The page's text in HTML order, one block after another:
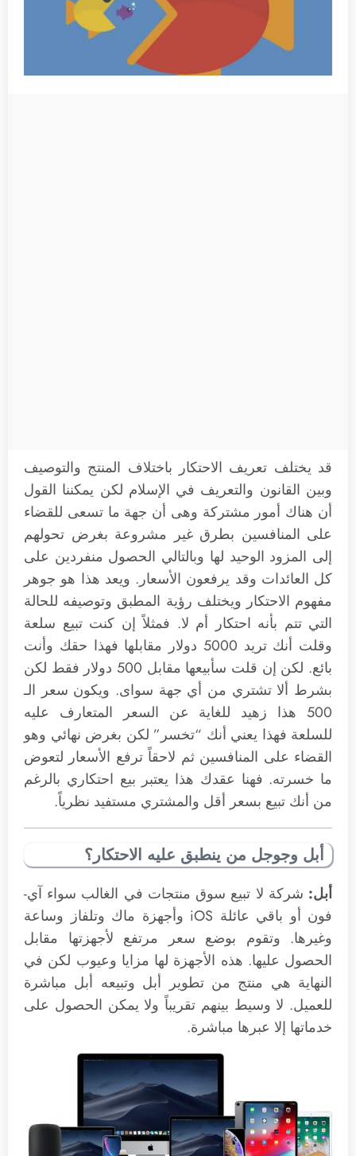
قد يختلف تعريف الاحتكار باختلاف المنتج والتوصيف
وبين القانون والتعريف في الإسلام لكن يمكننا القول
أن هناك أمور مشتركة وهى أن جهة ما تسعى للقضاء
على المنافسين بطرق غير مشروعة بغرض تحولهم
إلى المزود الوحيد لها وبالتالي الحصول منفردين على
كل العائدات وقد يرفعون الأسعار. ويعد هذا هو جوهر
مفهوم الاحتكار ويختلف رؤية المطبق وتوصيفه للحالة
التي تتم بأنه احتكار أم لا. فمثلاً إن كنت تبيع سلعة
وقلت أنك تريد 5000 دولار مقابلها فهذا حقك وأنت
بائع. لكن إن قلت سأبيعها مقابل 500 دولار فقط لكن
بشرط ألا تشتري من أي جهة سواى. ويكون سعر الـ
500 هذا زهيد للغاية عن السعر المتعارف عليه
للسلعة فهذا يعني أنك “تخسر” لكن بغرض نهائي وهو
القضاء على المنافسين ثم لاحقاً ترفع الأسعار لتعوض
ما خسرته. فهنا عقدك هذا يعتبر بيع احتكاري بالرغم
من أنك تبيع بسعر أقل والمشتري مستفيد نظرياً.
أبل وجوجل من ينطبق عليه الاحتكار؟
أبل: شركة لا تبيع سوق منتجات في الغالب سواء آي-
فون أو باقي عائلة iOS وأجهزة ماك وتلفاز وساعة
وغيرها. وتقوم بوضع سعر مرتفع لأجهزتها مقابل
الحصول عليها. هذه الأجهزة لها مزايا وعيوب لكن في
النهاية هي منتج من تطوير أبل وتبيعه أبل مباشرة
للعميل. لا وسيط بينهم تقريباً ولا يمكن الحصول على
خدماتها إلا عبرها مباشرة.